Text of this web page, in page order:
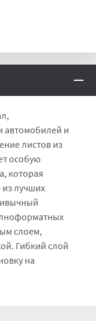
автомобилей и
листов из
особую
которая
из лучших
слоем,
Гибкий слой
на